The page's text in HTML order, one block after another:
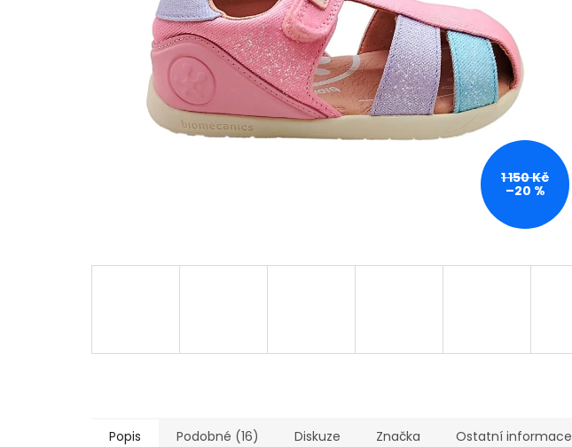
1 150 Kč
–20 %
Popis Podobné (16) Diskuze Značka Ostatní informace